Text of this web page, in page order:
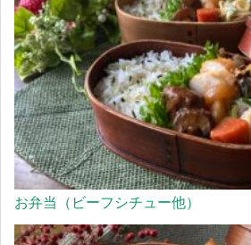
お弁当（ビーフシチュー他）